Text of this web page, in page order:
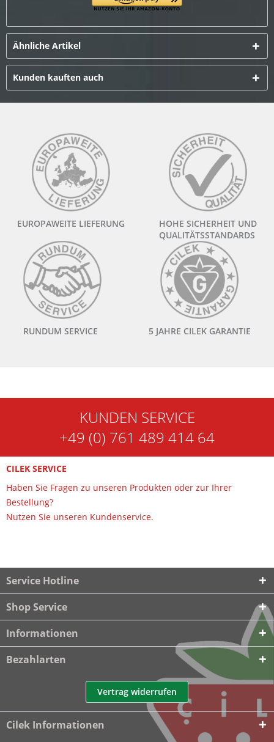
Ähnliche Artikel
Kunden kauften auch
EUROPAWEITE LIEFERUNG
HOHE SICHERHEIT UND
QUALITÄTSSTANDARDS
RUNDUM SERVICE 5 JAHRE CILEK GARANTIE
KUNDEN SERVICE
+49 (0) 761 489 414 64
CILEK SERVICE
Haben Sie Fragen zu unseren Produkten oder zur Ihrer
Bestellung?
Nutzen Sie unseren Kundenservice.
Service Hotline
Shop Service
Informationen
Bezahlarten
Vertrag widerrufen
Cilek Informationen